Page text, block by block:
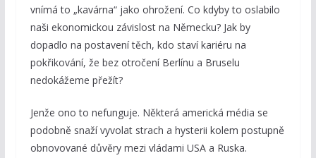
vnímá to „kavárna“ jako ohrožení. Co kdyby to oslabilo
naši ekonomickou závislost na Německu? Jak by
dopadlo na postavení těch, kdo staví kariéru na
pokřikování, že bez otročení Berlínu a Bruselu
nedokážeme přežít?
Jenže ono to nefunguje. Některá americká média se
podobně snaží vyvolat strach a hysterii kolem postupně
obnovované důvěry mezi vládami USA a Ruska.